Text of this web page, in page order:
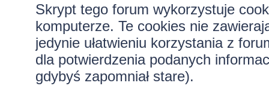
Skrypt tego forum wykorzystuje
komputerze. Te cookies nie
jedynie ułatwieniu korzystania z
dla potwierdzenia podanych
gdybyś zapomniał stare).